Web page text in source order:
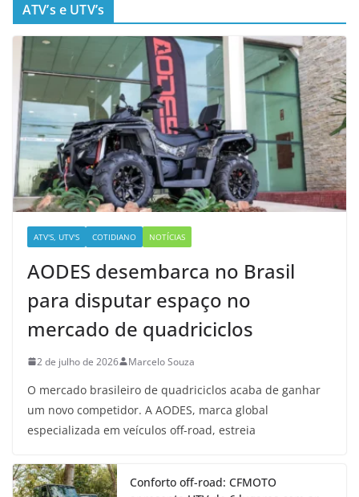
ATV’s e UTV’s
ATV'S, UTV'S COTIDIANO NOTÍCIAS
AODES desembarca no Brasil
para disputar espaço no
mercado de quadriciclos
2 de julho de 2026 Marcelo Souza
O mercado brasileiro de quadriciclos acaba de ganhar
um novo competidor. A AODES, marca global
especializada em veículos off-road, estreia
Conforto off-road: CFMOTO